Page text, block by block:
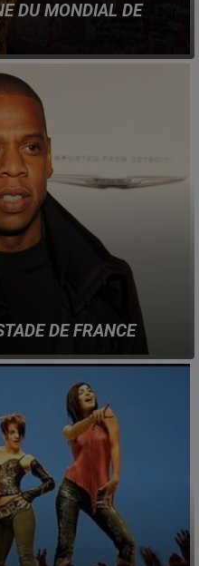
DU MONDIAL DE
le titre est
Ejae et le ténor
DE FRANCE
en France, pour une
prochain.